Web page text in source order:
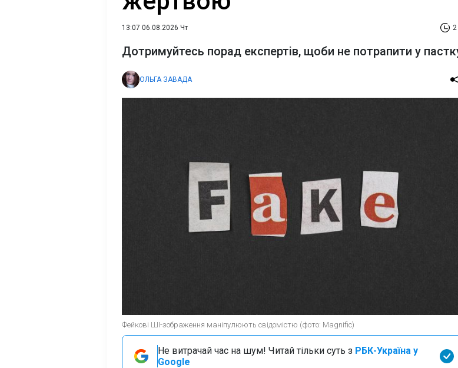
13:07 06.08.2026 Чт 2
Дотримуйтесь порад експертів, щоби не потрапити у
ОЛЬГА ЗАВАДА
Фейкові ШІ-зображення маніпулюють свідомістю (фото: Magnific)
Не витрачай час на шум! Читай тільки суть з РБК-Україна у
Google